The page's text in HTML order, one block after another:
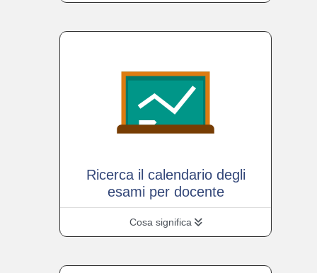
Ricerca il calendario degli
esami per docente
Cosa significa